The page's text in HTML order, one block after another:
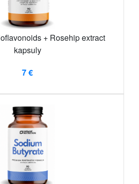
+ Rosehip extract
kapsuly
7 €